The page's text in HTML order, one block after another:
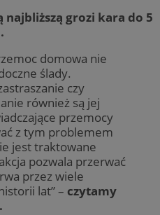
najbliższą grozi kara do 5
domowa nie
ślady.
czy
również są jej
przemocy
z tym problemem
jest traktowane
pozwala przerwać
przez wiele
lat” – czytamy